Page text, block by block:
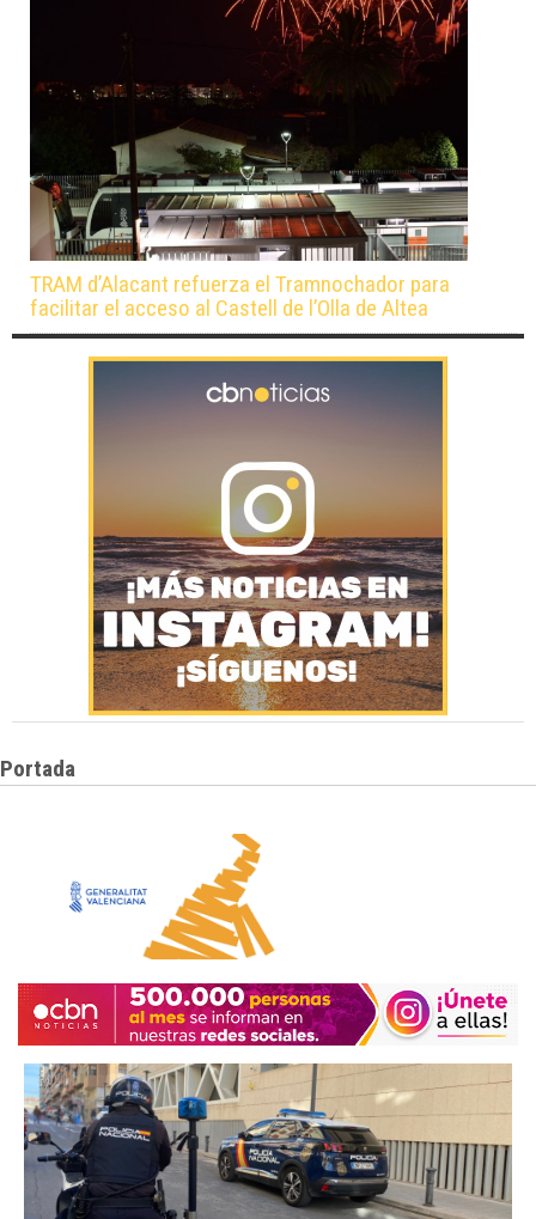
TRAM d’Alacant refuerza el Tramnochador para
facilitar el acceso al Castell de l’Olla de Altea
Portada